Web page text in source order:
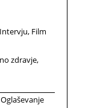
Intervju Film
zdravje
Oglaševanje